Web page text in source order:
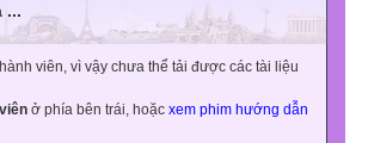
...
viên, vì vậy chưa thể tải được các tài liệu
ở phía bên trái, hoặc xem phim hướng dẫn